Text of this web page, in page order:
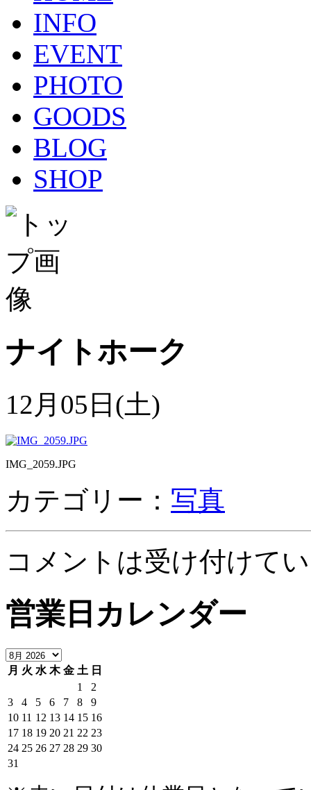
INFO
EVENT
PHOTO
GOODS
BLOG
SHOP
ナイトホーク
12月05日(土)
IMG_2059.JPG
カテゴリー： 写真
コメントは受け付けて
営業日カレンダー
月 火 水 木 金 土 日
1
2
3
4 5 6 7 8
9
10 11 12 13 14 15 16
17 18 19 20 21 22 23
24 25 26 27 28 29 30
31